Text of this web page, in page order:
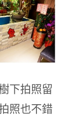
下拍照留
照也不錯